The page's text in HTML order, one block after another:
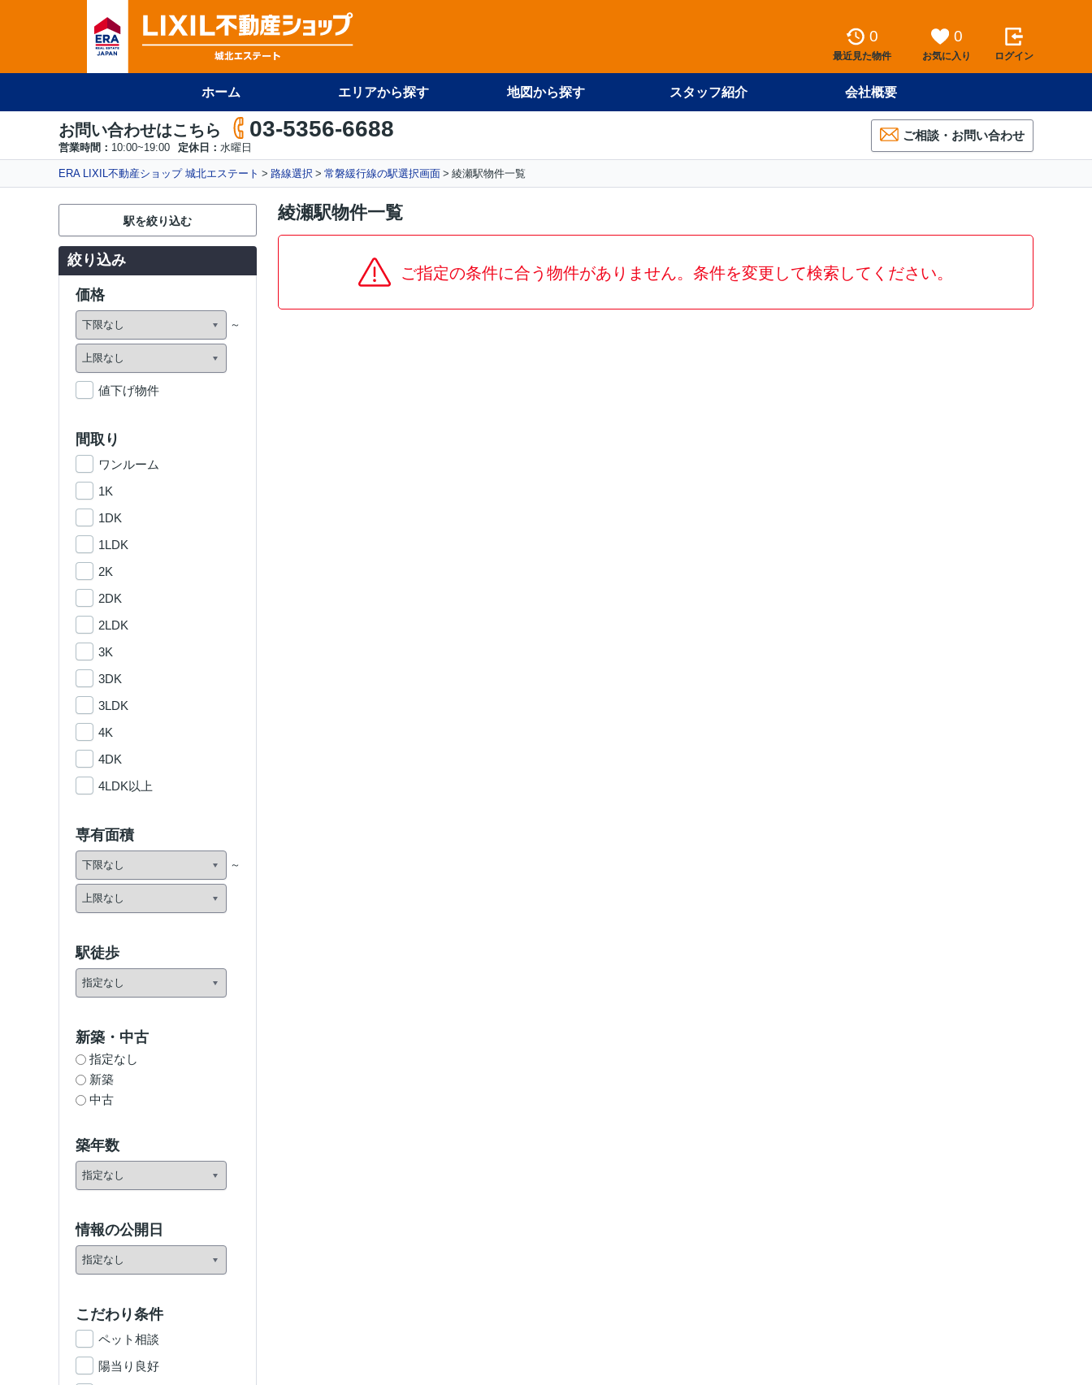
0
最近見た物件
0
お気に入り ログイン
ホーム エリアから探す 地図から探す スタッフ紹介 会社概要
お問い合わせはこちら 03-5356-6688
営業時間： 10:00~19:00 定休日： 水曜日
ご相談・お問い合わせ
ERA LIXIL不動産ショップ 城北エステート 路線選択 常磐緩行線の駅選択画面 綾瀬駅物件一覧
綾瀬駅物件一覧
ご指定の条件に合う物件がありません。条件を変更して検索してください。
駅を絞り込む
絞り込み
価格
値下げ物件
間取り
ワンルーム
1K
1DK
1LDK
2K
2DK
2LDK
3K
3DK
3LDK
4K
4DK
4LDK以上
専有面積
駅徒歩
新築・中古
指定なし
新築
中古
築年数
情報の公開日
こだわり条件
ペット相談
陽当り良好